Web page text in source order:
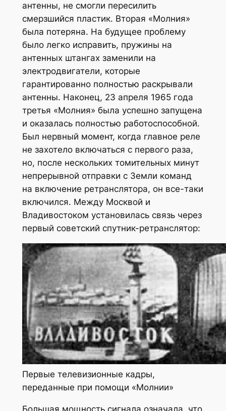
антенны, не смогли пересилить
смерзшийся пластик. Вторая «Молния»
была потеряна. На будущее проблему
было легко исправить, пружины на
антенных штангах заменили на
электродвигатели, которые
гарантированно полностью раскрывали
антенны. Наконец, 23 апреля 1965 года
третья «Молния» была успешно запущена
и оказалась полностью работоспособной.
Был нервный момент, когда главное реле
не захотело включаться с первого раза,
но, после нескольких томительных минут
непрерывной отправки с Земли команд
на включение ретранслятора, он все-таки
включился. Между Москвой и
Владивостоком установилась связь через
первый советский спутник-ретранслятор:
Первые телевизионные кадры,
переданные при помощи «Молнии»
Большая мощность сигнала означала, что